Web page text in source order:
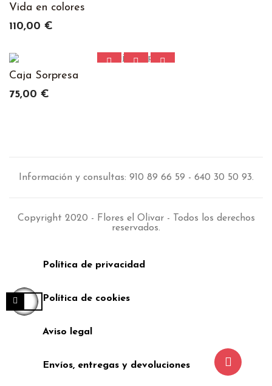
Vida en colores
Precio
110,00 €
Caja Sorpresa
Precio
75,00 €
Información y consultas: 910 89 66 59 - 640 30 50 93.
Copyright 2020 - Flores el Olivar - Todos los derechos
reservados.
Política de privacidad
Política de cookies
Aviso legal
Envíos, entregas y devoluciones